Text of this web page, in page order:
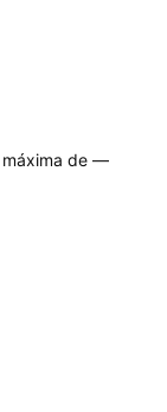
máxima de —